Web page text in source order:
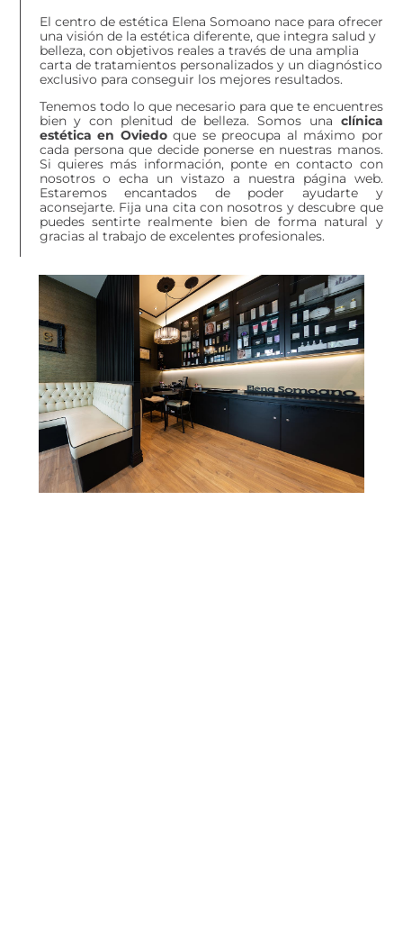
El centro de estética Elena Somoano nace para ofrecer
una visión de la estética diferente, que integra salud y
belleza, con objetivos reales a través de una amplia
carta de tratamientos personalizados y un diagnóstico
exclusivo para conseguir los mejores resultados.
Tenemos todo lo que necesario para que te encuentres
bien y con plenitud de belleza. Somos una clínica
estética en Oviedoque se preocupa al máximo por
cada persona que decide ponerse en nuestras manos.
Si quieres más información, ponte en contacto con
nosotros o echa un vistazo a nuestra página web.
Estaremos encantados de poder ayudarte y
aconsejarte. Fija una cita con nosotros y descubre que
puedes sentirte realmente bien de forma natural y
gracias al trabajo de excelentes profesionales.